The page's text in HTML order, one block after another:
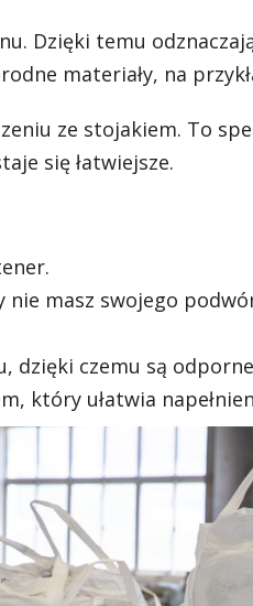
Dzięki temu
materiały, na
ze stojakiem. To
się łatwiejsze.
masz swojego
dzięki czemu są
który ułatwia